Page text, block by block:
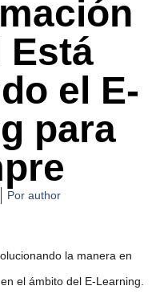
Está
el E-
para
Por author
la manera en
el ámbito del E-Learning